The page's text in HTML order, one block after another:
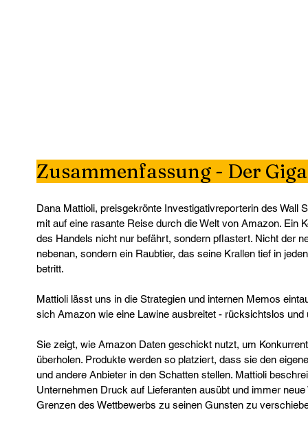
Zusammenfassung - Der
Dana Mattioli, preisgekrönte Investigativreporterin des Wall
mit auf eine rasante Reise durch die Welt von Amazon. Ein
des Handels nicht nur befährt, sondern pflastert. Nicht der
nebenan, sondern ein Raubtier, das seine Krallen tief in
betritt.
Mattioli lässt uns in die Strategien und internen Memos
sich Amazon wie eine Lawine ausbreitet - rücksichtslos und
Sie zeigt, wie Amazon Daten geschickt nutzt, um
überholen. Produkte werden so platziert, dass sie den
und andere Anbieter in den Schatten stellen. Mattioli
Unternehmen Druck auf Lieferanten ausübt und immer neue
Grenzen des Wettbewerbs zu seinen Gunsten zu